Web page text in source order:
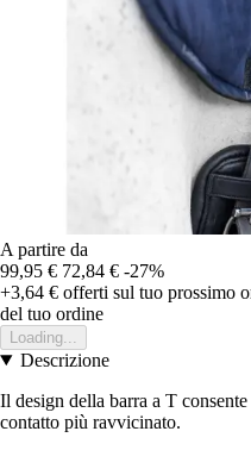
A partire da
99,95 € 72,84 € -27%
+3,64 € offerti sul tuo prossimo
del tuo ordine
Loading...
Descrizione
Il design della barra a T
contatto più ravvicinato.